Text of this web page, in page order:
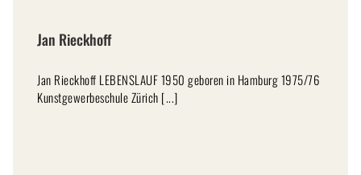
Jan Rieckhoff
Jan Rieckhoff LEBENSLAUF 1950 geboren in Hamburg 1975/76
Kunstgewerbeschule Zürich [...]